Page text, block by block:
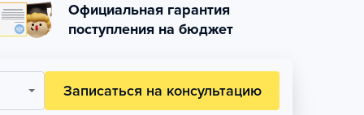
Официальная гарантия
поступления на бюджет
Записаться на консультацию